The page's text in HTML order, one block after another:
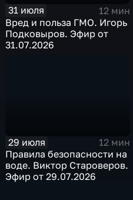
31 июля
12 мин
Вред и польза ГМО. Игорь
Подковыров. Эфир от
31.07.2026
29 июля
12 мин
Правила безопасности на
воде. Виктор Староверов.
Эфир от 29.07.2026